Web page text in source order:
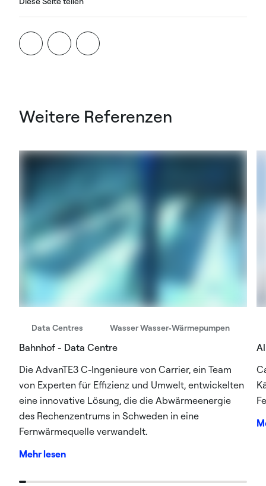
Weitere Referenzen
Data Centres Wasser Wasser‑Wärmepumpen
Bahnhof - Data Centre
Die AdvanTE3 C-Ingenieure von Carrier, ein Team
von Experten für Effizienz und Umwelt, entwickelten
eine innovative Lösung, die die Abwärmeenergie
des Rechenzentrums in Schweden in eine
Fernwärmequelle verwandelt.
Mehr lesen